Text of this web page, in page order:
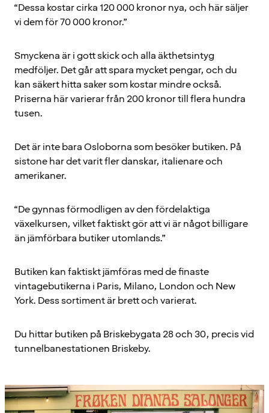
“Dessa kostar cirka 120 000 kronor nya, och här säljer
vi dem för 70 000 kronor.”
Smyckena är i gott skick och alla äkthetsintyg
medföljer. Det går att spara mycket pengar, och du
kan säkert hitta saker som kostar mindre också.
Priserna här varierar från 200 kronor till flera hundra
tusen.
Det är inte bara Osloborna som besöker butiken. På
sistone har det varit fler danskar, italienare och
amerikaner.
“De gynnas förmodligen av den fördelaktiga
växelkursen, vilket faktiskt gör att vi är något billigare
än jämförbara butiker utomlands.”
Butiken kan faktiskt jämföras med de finaste
vintagebutikerna i Paris, Milano, London och New
York. Dess sortiment är brett och varierat.
Du hittar butiken på Briskebygata 28 och 30, precis vid
tunnelbanestationen Briskeby.